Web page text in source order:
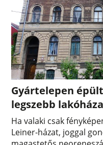
Gyártelepen
legszebb lakóháza
Ha valaki csak
Leiner-házat, joggal